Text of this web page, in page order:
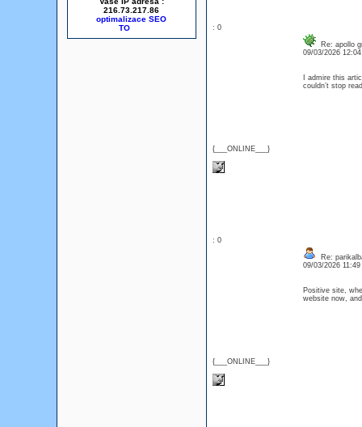
216.73.217.86
optimalizace SEO
: 0
{___ONLINE___}
Re: apollo
09/03/2026
I admire this
couldn’t stop
: 0
{___ONLINE___}
Re:
09/03/2026
Positive site,
website now,